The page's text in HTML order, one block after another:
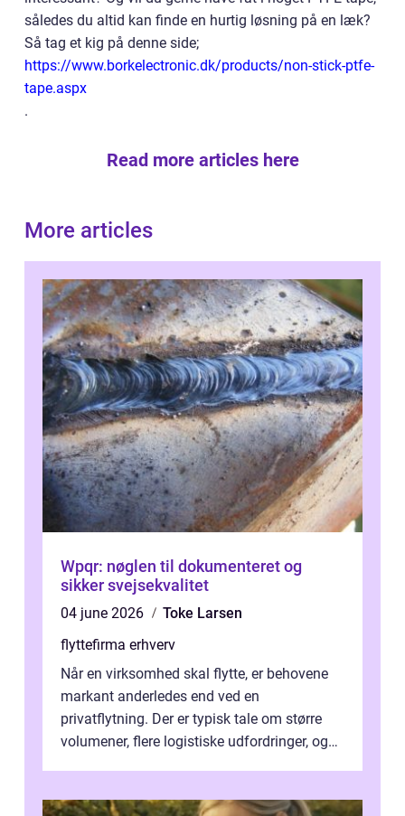
således du altid kan finde en hurtig løsning på en læk?
Så tag et kig på denne side;
https://www.borkelectronic.dk/products/non-stick-ptfe-
tape.aspx
.
Read more articles here
More articles
Wpqr: nøglen til dokumenteret og
sikker svejsekvalitet
04 june 2026
Toke Larsen
flyttefirma erhverv
Når en virksomhed skal flytte, er behovene
markant anderledes end ved en
privatflytning. Der er typisk tale om større
volumener, flere logistiske udfordringer, og